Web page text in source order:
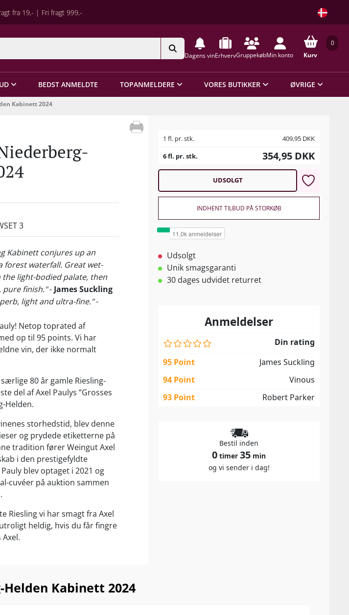
fra 19,- | Fri fragt 999,-
Dagens vinErhvervGruppekøbMin konto
0
Kurv
BEDST ANMELDTE TOPANMELDERE VORES BUTIKKER ØVRIGE
Kabinett 2024
3
Kabinett conjures up an
forest waterfall. Great wet-
light-bodied palate, then
pure finish."- James Suckling
light and ultra-fine."-
Netop toprated af
op til 95 points. Vi har
vin, der ikke normalt
80 år gamle Riesling-
del af Axel Paulys ”Grosses
Helden.
storhedstid, blev denne
og prydede etiketterne på
tradition fører Weingut Axel
i den prestigefyldte
blev optaget i 2021 og
cuvéer på auktion sammen
Riesling vi har smagt fra Axel
heldig, hvis du får fingre
1 fl. pr. stk. 409,95 DKK
6 fl. pr. stk.
354,95 DKK
UDSOLGT
INDHENT TILBUD PÅ STORKØB
Udsolgt
Unik smagsgaranti
30 dages udvidet returret
Anmeldelser
Din rating
95 Point
James Suckling
94 Point
Vinous
93 Point
Robert Parker
Bestil inden
0 timer 35 min
og vi sender i dag!
Kabinett 2024